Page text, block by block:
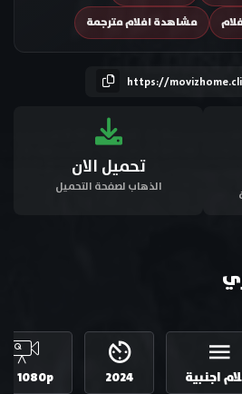
مشاهدة افلام مترجمة
https://
تحميل الان
الذهاب لصفحة التحميل
اجنبية 2024
1080p